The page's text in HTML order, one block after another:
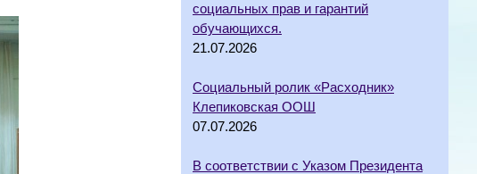
социальных прав и гарантий
обучающихся.
21.07.2026
Социальный ролик «Расходник»
Клепиковская ООШ
07.07.2026
В соответствии с Указом Президента